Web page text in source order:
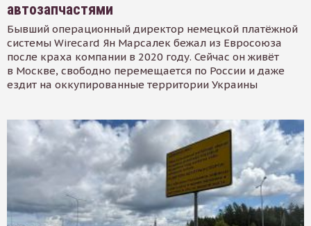
автозапчастями
Бывший операционный директор немецкой платёжной
системы Wirecard Ян Марсалек бежал из Евросоюза
после краха компании в 2020 году. Сейчас он живёт
в Москве, свободно перемещается по России и даже
ездит на оккупированные территории Украины